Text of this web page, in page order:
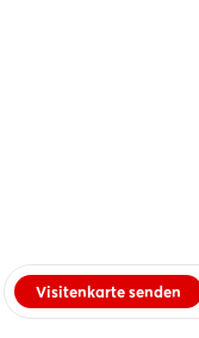
Visitenkarte senden